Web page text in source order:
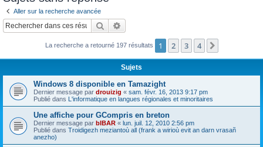
c
Aller sur la recherche avancée
Rechercher
La recherche a retourné 197 résultats 1 2 3 4
Sujets
Windows 8 disponible en Tamazight
Dernier message par drouizig « sam. févr. 16, 2013 9:17 pm
Publié dans L'informatique en langues régionales et minoritaires
Une affiche pour GCompris en breton
Dernier message par bIBAR « lun. juil. 12, 2010 2:56 pm
Publié dans Troidigezh meziantoù all (frank a wirioù evit an darn vrasañ
anezho)